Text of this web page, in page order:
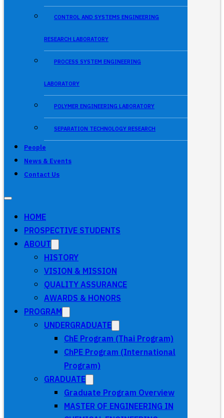
CONTROL AND SYSTEMS ENGINEERING
RESEARCH LABORATORY
PROCESS SYSTEM ENGINEERING
LABORATORY
POLYMER ENGINEERING LABORATORY
SEPARATION TECHNOLOGY RESEARCH
People
News & Events
Contact Us
HOME
PROSPECTIVE STUDENTS
ABOUT
HISTORY
VISION & MISSION
QUALITY ASSURANCE
AWARDS & HONORS
PROGRAM
UNDERGRADUATE
ChE Program (Thai Program)
ChPE Program (International
Program)
GRADUATE
Graduate Program Overview
MASTER OF ENGINEERING IN